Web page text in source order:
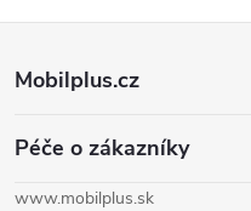
p
Mobilplus.cz
Péče o zákazníky
www.mobilplus.sk